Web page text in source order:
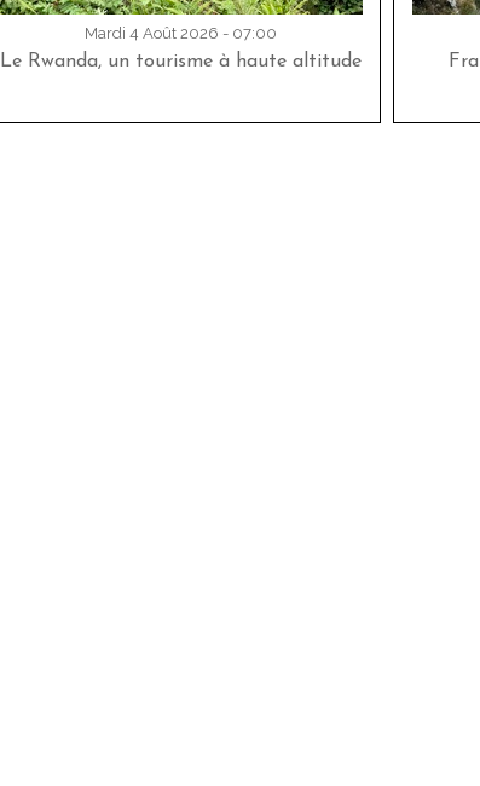
Mardi 4 Août 2026 - 07:00
Le Rwanda, un tourisme à haute altitude